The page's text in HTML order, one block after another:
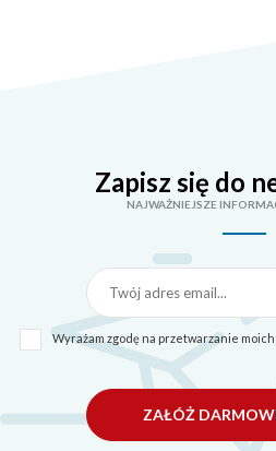
Zapisz się do
NAJWAŻNIEJSZE
Wyrażam zgodę na przetwarzanie
ZAŁÓŻ